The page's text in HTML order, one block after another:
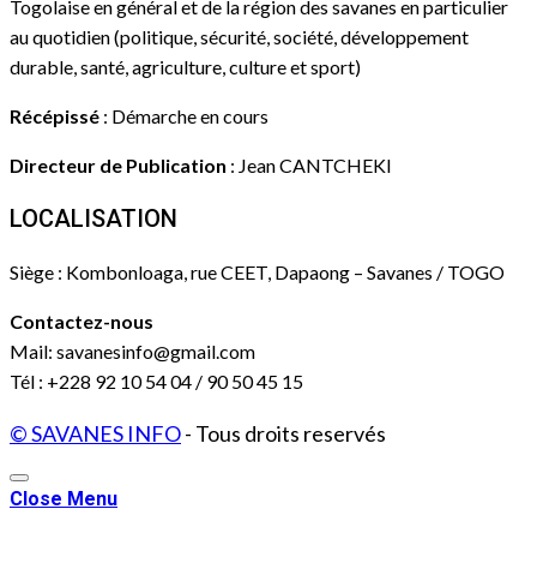
Togolaise en général et de la région des savanes en particulier
au quotidien (politique, sécurité, société, développement
durable, santé, agriculture, culture et sport)
Récépissé : Démarche en cours
Directeur de Publication : Jean CANTCHEKI
LOCALISATION
Siège : Kombonloaga, rue CEET, Dapaong – Savanes / TOGO
Contactez-nous
Mail: savanesinfo@gmail.com
Tél : +228 92 10 54 04 / 90 50 45 15
© SAVANES INFO- Tous droits reservés
Close Menu